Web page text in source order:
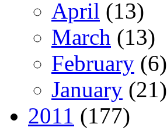
April (13)
March (13)
February (6)
January (21)
2011 (177)